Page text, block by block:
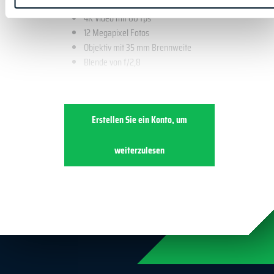
4K Video mit 60 fps
12 Megapixel Fotos
Objektiv mit 35 mm Brennweite
Blende von f/2,8
Erstellen Sie ein Konto, um
weiterzulesen